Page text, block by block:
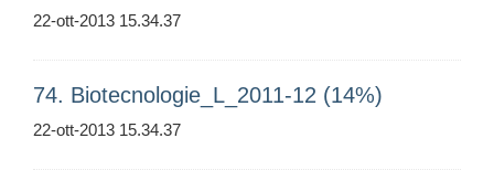
22-ott-2013 15.34.37
74. Biotecnologie_L_2011-12 (14%)
22-ott-2013 15.34.37